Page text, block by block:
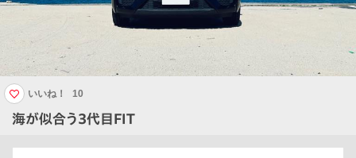
海が似合う3代目FIT
いいね！ 10